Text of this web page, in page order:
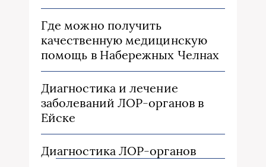
Где можно получить
качественную медицинскую
помощь в Набережных Челнах
Диагностика и лечение
заболеваний ЛОР-органов в
Ейске
Диагностика ЛОР-органов